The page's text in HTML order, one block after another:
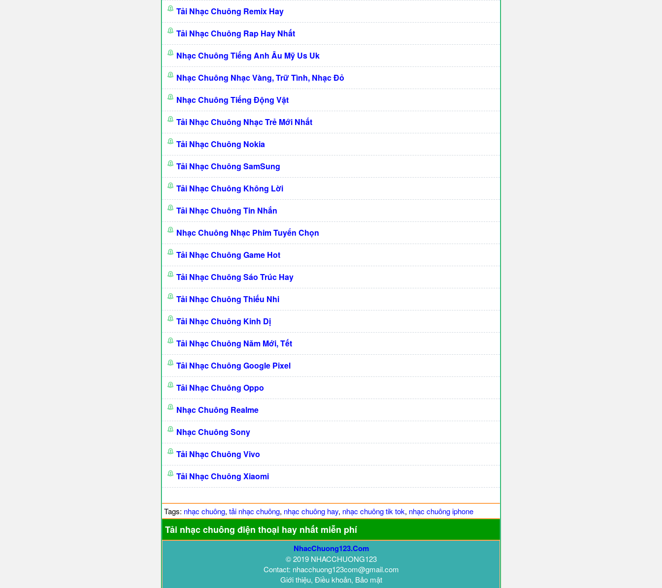
Tải Nhạc Chuông Remix Hay
Tải Nhạc Chuông Rap Hay Nhất
Nhạc Chuông Tiếng Anh Âu Mỹ Us Uk
Nhạc Chuông Nhạc Vàng, Trữ Tình, Nhạc Đỏ
Nhạc Chuông Tiếng Động Vật
Tải Nhạc Chuông Nhạc Trẻ Mới Nhất
Tải Nhạc Chuông Nokia
Tải Nhạc Chuông SamSung
Tải Nhạc Chuông Không Lời
Tải Nhạc Chuông Tin Nhắn
Nhạc Chuông Nhạc Phim Tuyển Chọn
Tải Nhạc Chuông Game Hot
Tải Nhạc Chuông Sáo Trúc Hay
Tải Nhạc Chuông Thiếu Nhi
Tải Nhạc Chuông Kinh Dị
Tải Nhạc Chuông Năm Mới, Tết
Tải Nhạc Chuông Google Pixel
Tải Nhạc Chuông Oppo
Nhạc Chuông Realme
Nhạc Chuông Sony
Tải Nhạc Chuông Vivo
Tải Nhạc Chuông Xiaomi
Tags: nhạc chuông, tải nhạc chuông, nhạc chuông hay, nhạc chuông tik tok, nhạc chuông iphone
Tải nhạc chuông điện thoại hay nhất miễn phí
NhacChuong123.Com
© 2019 NHACCHUONG123
Contact: nhacchuong123com@gmail.com
Giới thiệu, Điều khoản, Bảo mật